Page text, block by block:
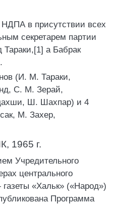
в присутствии всех
секретарем партии
а Бабрак
(И. М. Тараки,
С. М. Зерай,
Ш. Шахпар) и 4
М. Захер,
1965 г.
Учредительного
центрального
«Хальк» («Народ»)
Программа